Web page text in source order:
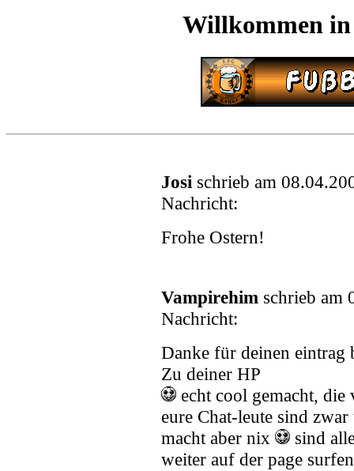
Willkommen
Josi schrieb am
Nachricht:
Frohe Ostern!
Vampirehim schrieb am
Nachricht:
Danke für deinen
Zu deiner HP
echt cool gemacht,
eure Chat-leute sind
macht aber nix
sind
weiter auf der page